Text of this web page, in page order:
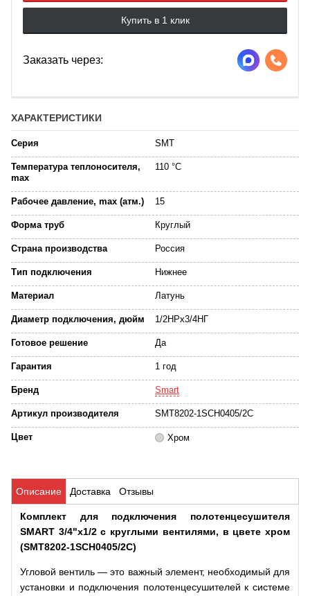
Купить в 1 клик
Заказать через:
ХАРАКТЕРИСТИКИ
Серия SMT
Температура теплоносителя,
max
110 °C
Рабочее давление, max (атм.) 15
Форма труб Круглый
Страна производства Россия
Тип подключения Нижнее
Материал Латунь
Диаметр подключения, дюйм 1/2НРх3/4НГ
Готовое решение Да
Гарантия 1 год
Бренд Smart
Артикул производителя SMT8202-1SCH0405/2C
Цвет Хром
Описание Доставка Отзывы
Комплект для подключения полотенцесушителя
SMART 3/4"х1/2 с круглыми вентилями, в цвете хром
(SMT8202-1SCH0405/2C)
Угловой вентиль — это важный элемент, необходимый для
установки и подключения полотенцесушителей к системе